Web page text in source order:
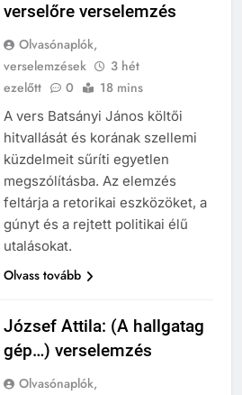
verselőre verselemzés
Olvasónaplók,
verselemzések
3 hét
ezelőtt
0 18 mins
A vers Batsányi János költői
hitvallását és korának szellemi
küzdelmeit sűríti egyetlen
megszólításba. Az elemzés
feltárja a retorikai eszközöket, a
gúnyt és a rejtett politikai élű
utalásokat.
Olvass tovább
József Attila: (A hallgatag
gép…) verselemzés
Olvasónaplók,